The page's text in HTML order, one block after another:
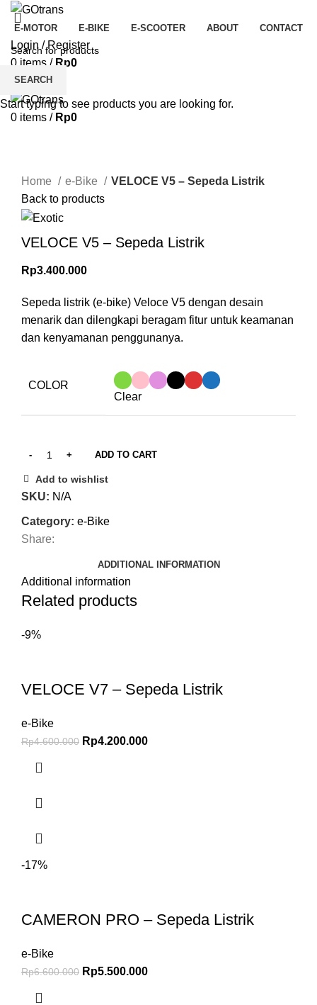
E-MOTOR E-BIKE E-SCOOTER ABOUT CONTACT
Login / Register
0 items / Rp0
Menu
0 items / Rp0
Home
e-Bike
VELOCE V5 – Sepeda Listrik
Back to products
VELOCE V5 – Sepeda Listrik
Rp3.400.000
Sepeda listrik (e-bike) Veloce V5 dengan desain
menarik dan dilengkapi beragam fitur untuk keamanan
dan kenyamanan penggunanya.
COLOR
Clear
ADD TO CART
Add to wishlist
SKU: N/A
Category: e-Bike
Share:
ADDITIONAL INFORMATION
Additional information
Related products
-9%
VELOCE V7 – Sepeda Listrik
e-Bike
Rp4.600.000 Rp4.200.000
-17%
CAMERON PRO – Sepeda Listrik
e-Bike
Rp6.600.000 Rp5.500.000
SEARCH
Start typing to see products you are looking for.